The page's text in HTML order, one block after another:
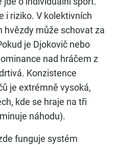
i riziko. V kolektivních
hvězdy může schovat za
je Djokovič nebo
nad hráčem z
Konzistence
je extrémně vysoká,
kde se hraje na tři
náhodu).
funguje systém